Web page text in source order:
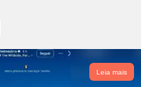
Leia mais